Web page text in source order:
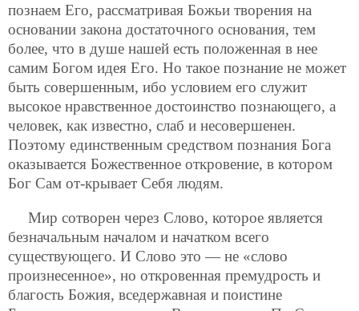
познаем Его, рассматривая Божьи творения на
основании закона достаточного основания, тем
более, что в душе нашей есть положенная в нее
самим Богом идея Его. Но такое познание не может
быть совершенным, ибо условием его служит
высокое нравственное достоинство познающего, а
человек, как известно, слаб и несовершенен.
Поэтому единственным средством познания Бога
оказывается Божественное откровение, в котором
Бог Сам от-крывает Себя людям.
Мир сотворен через Слово, которое является
безначальным началом и начатком всего
существующего. И Слово это — не «слово
произнесенное», но откровенная премудрость и
благость Божия, вседержавная и поистине